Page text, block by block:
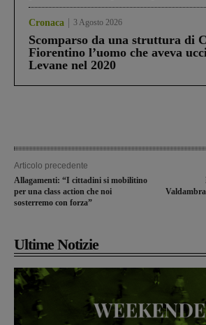
Cronaca 3 Agosto 2026
Scomparso da una struttura di
Fiorentino l’uomo che aveva
Levane nel 2020
Articolo precedente
Allagamenti: “I cittadini si mobilitino
per una class action che noi
sosterremo con forza”
Ultime Notizie